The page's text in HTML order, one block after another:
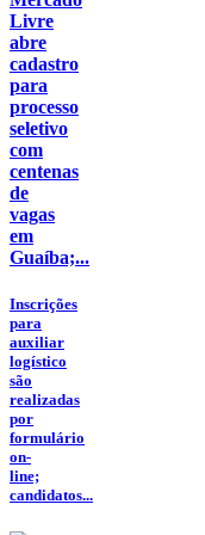
Livre
abre
cadastro
para
processo
seletivo
com
centenas
de
vagas
em
Guaíba;...
Inscrições
para
auxiliar
logístico
são
realizadas
por
formulário
on-
line;
candidatos...